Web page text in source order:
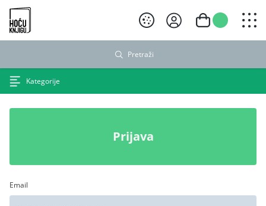
Hoću knjigu crni logo
Pretraži
Kategorije
Prijava
Email